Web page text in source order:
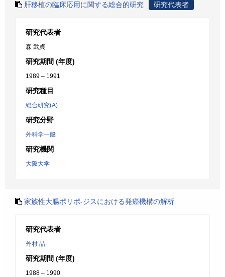
肝移植の臨床応用に関する総合的研究 研究代表者
研究代表者
森 武貞
研究期間 (年度)
1989 – 1991
研究種目
総合研究(A)
研究分野
外科学一般
研究機関
大阪大学
家族性大腸ポリポ-ジスにおける発癌機構の解析
研究代表者
外村 晶
研究期間 (年度)
1988 – 1990